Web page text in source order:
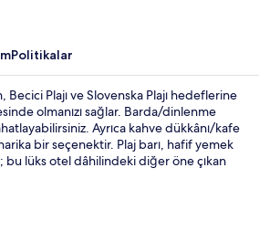
Politikalar
Plajı ve Slovenska Plajı hedeflerine
olmanızı sağlar. Barda/dinlenme
Ayrıca kahve dükkânı/kafe
bir seçenektir. Plaj barı, hafif yemek
lüks otel dâhilindeki diğer öne çıkan